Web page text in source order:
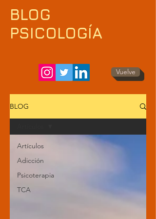
BLOG
PSICOLOGÍA
Vuelve
BLOG
Artículos
Adicción
Psicoterapia
TCA